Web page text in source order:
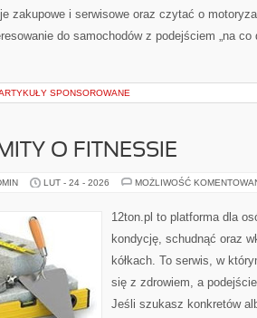
zakupowe i serwisowe oraz czytać o
do samochodów z podejściem „na
SPONSOROWANE
O FITNESSIE
LUT - 24 - 2026 MOŻLIWOŚĆ
12ton.pl to platforma dla
kondycję, schudnąć oraz
kółkach. To serwis, w
się z zdrowiem, a
Jeśli szukasz konkretów